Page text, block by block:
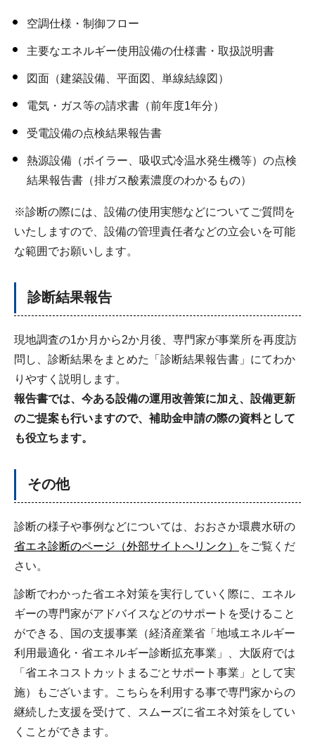
空調仕様・制御フロー
主要なエネルギー使用設備の仕様書・取扱説明書
図面（建築設備、平面図、単線結線図）
電気・ガス等の請求書（前年度1年分）
受電設備の点検結果報告書
熱源設備（ボイラー、吸収式冷温水発生機等）の点検
結果報告書（排ガス酸素濃度のわかるもの）
※診断の際には、設備の使用実態などについてご質問を
いたしますので、設備の管理責任者などの立会いを可能
な範囲でお願いします。
診断結果報告
現地調査の1か月から2か月後、専門家が事業所を再度訪
問し、診断結果をまとめた「診断結果報告書」にてわか
りやすく説明します。
報告書では、今ある設備の運用改善策に加え、設備更新
のご提案も行いますので、補助金申請の際の資料として
も役立ちます。
その他
診断の様⼦や事例などについては、おおさか環農⽔研の
省エネ診断のページ（外部サイトへリンク）
をご覧くだ
さい。
診断でわかった省エネ対策を実行していく際に、エネル
ギーの専門家がアドバイスなどのサポートを受けること
ができる、国の支援事業（経済産業省「地域エネルギー
利用最適化・省エネルギー診断拡充事業」、大阪府では
「省エネコストカットまるごとサポート事業」として実
施）もございます。こちらを利用する事で専門家からの
継続した支援を受けて、スムーズに省エネ対策をしてい
くことができます。